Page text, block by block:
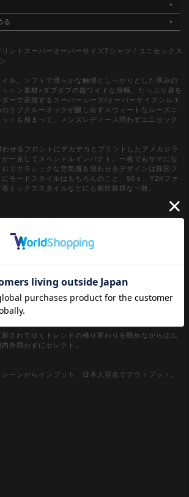
る
ントスーパーオーバーサイズTシャツ / ユニセックス
ル。ソフトで滑らかな触感としっかりとした厚みの
トン素材×ダブダブの超ワイドな身幅、たっぷり肩を
ーで表現するスーパールーズ/オーバーサイズシルエ
リブクルーネックが醸し出すスウィートなルーズニ
トも相まって、メンズレディース問わずユニセック
せるフロントにデカデカとプリントしたアメカジラ
一見してスペシャルインパクト。一枚でもサマにな
でクラシックな空気感も漂わせるデザインは韓国フ
にモードスタイルはもちろんのこと、90ｓ、Y2Kファ
ミックススタイルなどにも相性抜群な一枚。
ビー】
トする『韓国ストリートファッション』がコンセプ
されてゆくトレンドの移り変わりを眺めながらぼん
外問わずにセレクト。
ーンからインプット、日本人視点でアウトプット。